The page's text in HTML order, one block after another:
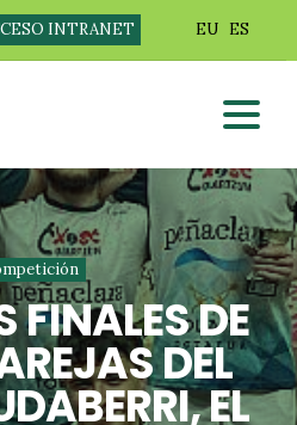
INTRANET EU ES
FINALES DE
DEL
EL